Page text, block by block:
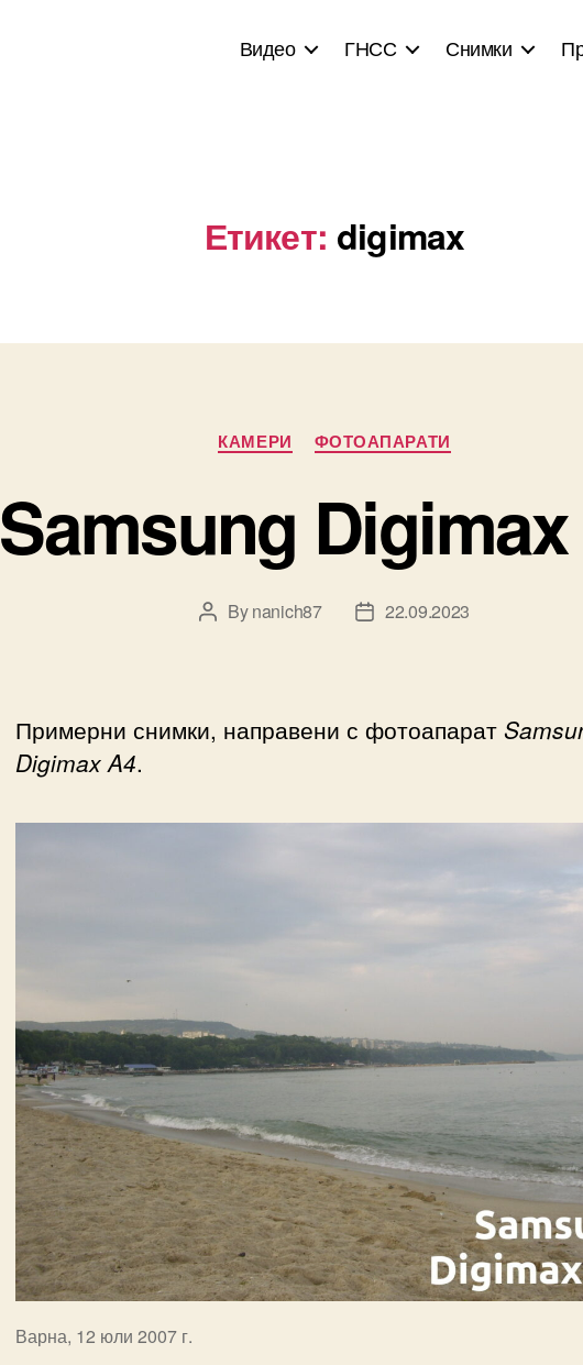
Видео ГНСС Снимки
Етикет: digimax
Categories
КАМЕРИ ФОТОАПАРАТИ
Samsung
PostBynanich87
Post22.09.2023
Примерни снимки, направени с фотоапарат
Digimax A4.
Варна, 12 юли 2007 г.